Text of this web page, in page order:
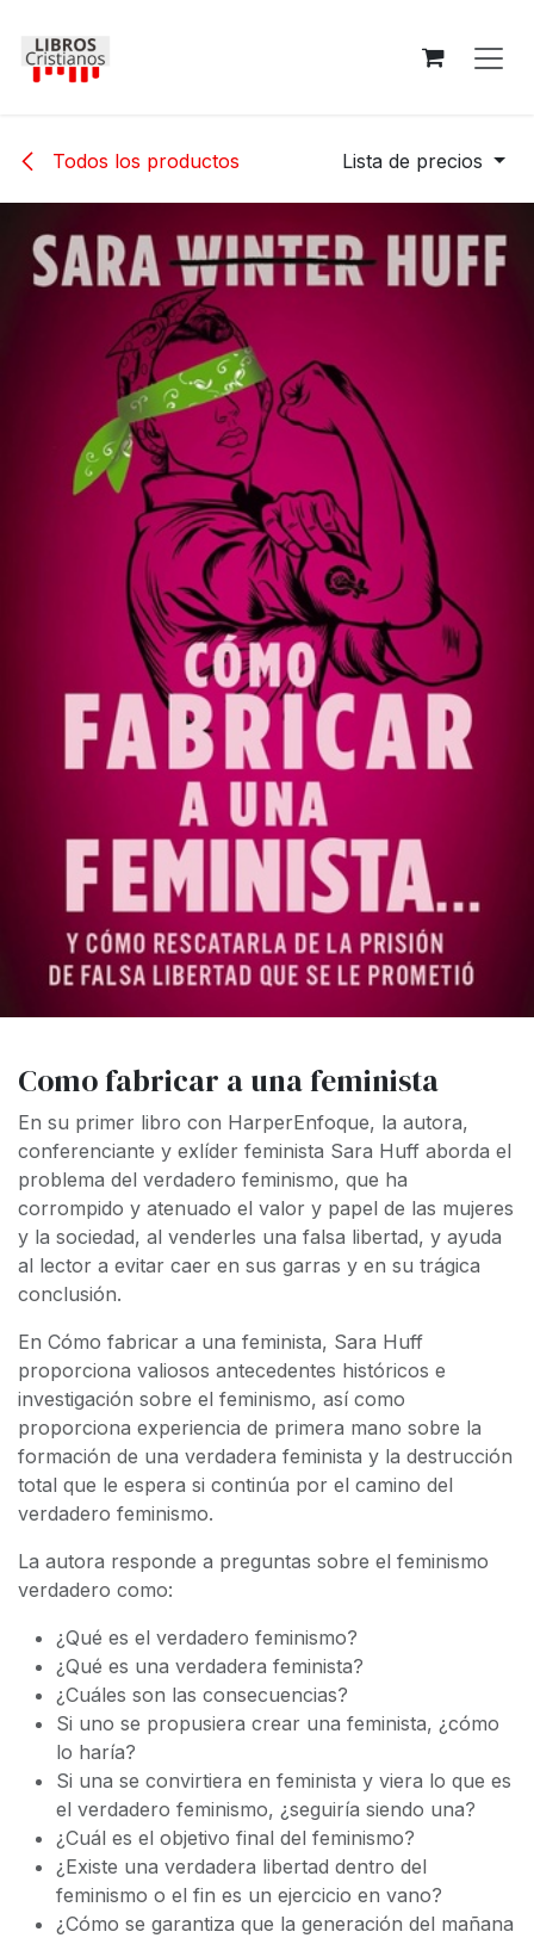
Todos los productos Lista de precios
Como fabricar a una feminista
En su primer libro con HarperEnfoque, la autora,
conferenciante y exlíder feminista Sara Huff aborda el
problema del verdadero feminismo, que ha
corrompido y atenuado el valor y papel de las mujeres
y la sociedad, al venderles una falsa libertad, y ayuda
al lector a evitar caer en sus garras y en su trágica
conclusión.
En Cómo fabricar a una feminista, Sara Huff
proporciona valiosos antecedentes históricos e
investigación sobre el feminismo, así como
proporciona experiencia de primera mano sobre la
formación de una verdadera feminista y la destrucción
total que le espera si continúa por el camino del
verdadero feminismo.
La autora responde a preguntas sobre el feminismo
verdadero como:
¿Qué es el verdadero feminismo?
¿Qué es una verdadera feminista?
¿Cuáles son las consecuencias?
Si uno se propusiera crear una feminista, ¿cómo
lo haría?
Si una se convirtiera en feminista y viera lo que es
el verdadero feminismo, ¿seguiría siendo una?
¿Cuál es el objetivo final del feminismo?
¿Existe una verdadera libertad dentro del
feminismo o el fin es un ejercicio en vano?
¿Cómo se garantiza que la generación del mañana